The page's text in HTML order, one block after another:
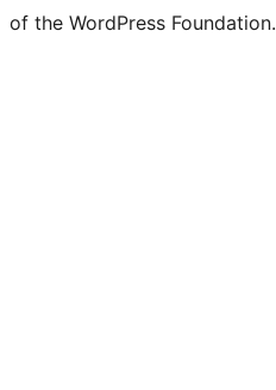
of the WordPress Foundation.